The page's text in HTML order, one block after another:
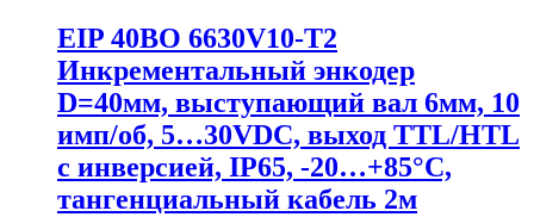
EIP 40BO 6630V10-T2
Инкрементальный энкодер
D=40мм, выступающий вал 6мм, 10
имп/об, 5…30VDC, выход TTL/HTL
с инверсией, IP65, -20…+85°C,
тангенциальный кабель 2м